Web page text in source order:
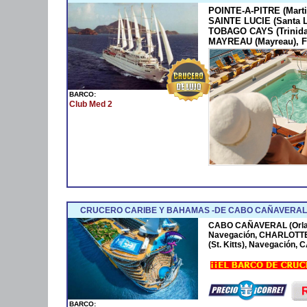
BARCO:
Club Med 2
POINTE-A-PITRE
SAINTE LUCIE (Santa
TOBAGO CAYS
MAYREAU (Mayreau),
CRUCERO CARIBE Y BAHAMAS -DE CABO
BARCO:
CABO CAÑAVERAL
Navegación,
(St. Kitts), Navegación,